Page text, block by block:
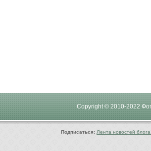
Copyright © 2010-2022
Подписаться: Лента новостей